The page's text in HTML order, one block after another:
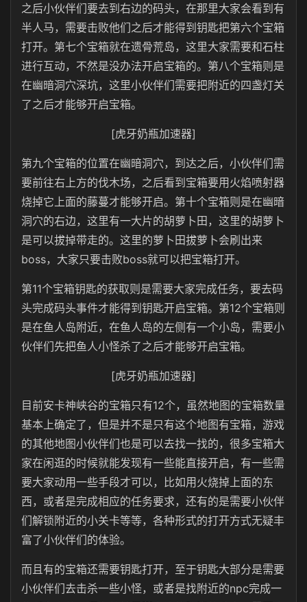
之后小伙伴们要去到右边的码头，在那里大家会看到有
半人马，需要击败他们之后才能得到钥匙把第六个宝箱
打开。第七个宝箱就在遗骨荒岛，这里大家需要和石柱
进行互动，不然是没办法开启宝箱的。第八个宝箱则是
在幽暗洞穴深坑，这里小伙伴们需要把附近的四盏灯关
了之后才能够开启宝箱。
[虎牙奶瓶加速器]
第九个宝箱的位置在幽暗洞穴，到达之后，小伙伴们需
要前往右上方的伐木场，之后看到宝箱要用火焰喷射器
烧掉它上面的藤蔓才能够开启。第十个宝箱则是在幽暗
洞穴的右边，这里有一大片的胡萝卜田，这里的胡萝卜
是可以拔掉带走的。这里的萝卜田拔萝卜会刷出来
boss，大家只要击败boss就可以把宝箱打开。
第11个宝箱钥匙的获取则是需要大家完成任务，要去码
头完成码头事件才能得到钥匙开启宝箱。第12个宝箱则
是在鱼人岛附近，在鱼人岛的左侧有一个小岛，需要小
伙伴们先把鱼人小怪杀了之后才能够开启宝箱。
[虎牙奶瓶加速器]
目前安卡神峡谷的宝箱只有12个，虽然地图的宝箱数量
基本上确定了，但是并不是只有这个地图有宝箱，游戏
的其他地图小伙伴们也是可以去找一找的，很多宝箱大
家在闲逛的时候就能发现有一些能直接开启，有一些需
要大家动用一些手段才可以，比如用火烧掉上面的东
西，或者是完成相应的任务要求，还有的是需要小伙伴
们解锁附近的小关卡等等，各种形式的打开方式无疑丰
富了小伙伴们的体验。
而且有的宝箱还需要钥匙打开，至于钥匙大部分是需要
小伙伴们去击杀一些小怪，或者是找附近的npc完成一